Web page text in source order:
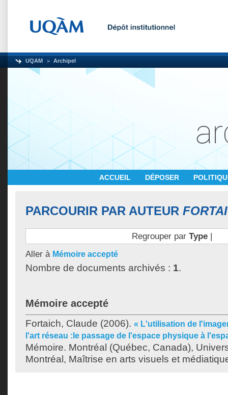
UQAM Archipel
ACCUEIL DÉPOSER
PARCOURIR PAR AUTEUR
Regrouper par Type|
Aller à Mémoire accepté
Nombre de documents archivés : 1.
Mémoire accepté
Fortaich, Claude (2006). « L'utilisation de
l'art réseau :le passage de l'espace physique à
Mémoire. Montréal (Québec, Canada),
Montréal, Maîtrise en arts visuels et